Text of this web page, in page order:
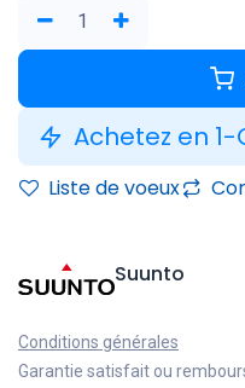
Achetez en 1-
Liste de voeux
Suunto
Conditions générales
Garantie satisfait ou